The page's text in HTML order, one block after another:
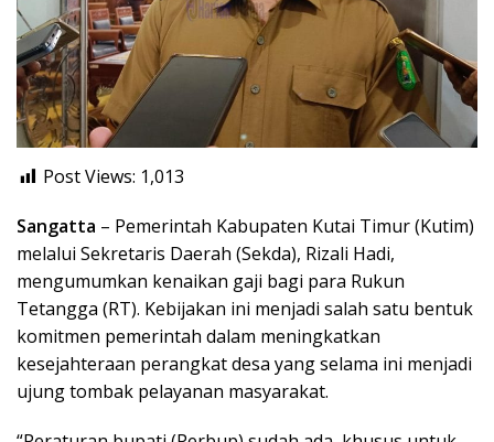
Post Views: 1,013
Sangatta – Pemerintah Kabupaten Kutai Timur (Kutim)
melalui Sekretaris Daerah (Sekda), Rizali Hadi,
mengumumkan kenaikan gaji bagi para Rukun
Tetangga (RT). Kebijakan ini menjadi salah satu bentuk
komitmen pemerintah dalam meningkatkan
kesejahteraan perangkat desa yang selama ini menjadi
ujung tombak pelayanan masyarakat.